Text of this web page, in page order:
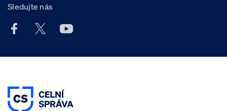
Sledujte nás
Facebook účet Celní správy ČR
X účet Celní správy ČR
Youtube účet Celní správy ČR